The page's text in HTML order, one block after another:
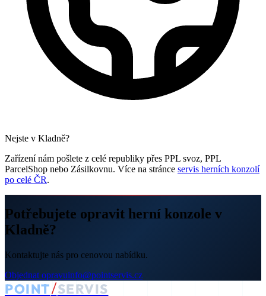
Nejste v Kladně?
Zařízení nám pošlete z celé republiky přes PPL svoz, PPL
ParcelShop nebo Zásilkovnu. Více na stránce servis herních konzolí
po celé ČR.
Potřebujete opravit herní konzole v
Kladně?
Kontaktujte nás pro cenovou nabídku.
Objednat opravuinfo@pointservis.cz
POINT/SERVIS